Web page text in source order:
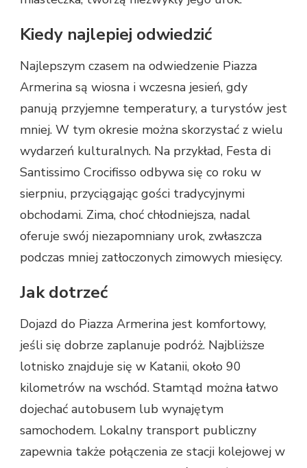
Kiedy najlepiej odwiedzić
Najlepszym czasem na odwiedzenie Piazza
Armerina są wiosna i wczesna jesień, gdy
panują przyjemne temperatury, a turystów jest
mniej. W tym okresie można skorzystać z wielu
wydarzeń kulturalnych. Na przykład, Festa di
Santissimo Crocifisso odbywa się co roku w
sierpniu, przyciągając gości tradycyjnymi
obchodami. Zima, choć chłodniejsza, nadal
oferuje swój niezapomniany urok, zwłaszcza
podczas mniej zatłoczonych zimowych miesięcy.
Jak dotrzeć
Dojazd do Piazza Armerina jest komfortowy,
jeśli się dobrze zaplanuje podróż. Najbliższe
lotnisko znajduje się w Katanii, około 90
kilometrów na wschód. Stamtąd można łatwo
dojechać autobusem lub wynajętym
samochodem. Lokalny transport publiczny
zapewnia także połączenia ze stacji kolejowej w